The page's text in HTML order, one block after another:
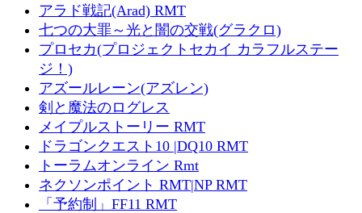
アラド戦記(Arad) RMT
七つの大罪～光と闇の交戦(グラクロ)
プロセカ(プロジェクトセカイ カラフルステー
ジ！)
アズールレーン(アズレン)
剣と魔法のログレス
メイプルストーリー RMT
ドラゴンクエスト10 |DQ10 RMT
トーラムオンライン Rmt
ネクソンポイント RMT|NP RMT
「予約制」FF11 RMT